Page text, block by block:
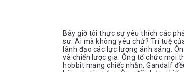
Bây giờ tôi thực sự yêu thích các
sư. Ai mà không yêu chứ? Trí tuệ
lãnh đạo các lực lượng ánh sáng.
và chiến lược gia. Ông tổ chức mọi
hobbit mang chiếc nhẫn, Gandalf